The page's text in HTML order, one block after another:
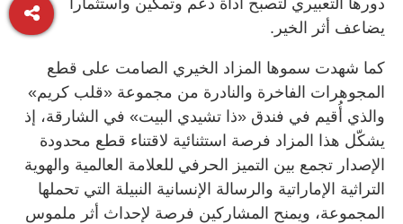
يضاعف أثر الخير.
كما شهدت سموها المزاد الخيري الصامت على قطع
المجوهرات الفاخرة والنادرة من مجموعة «قلب كريم»
والذي أُقيم في فندق «ذا تشيدي البيت» في الشارقة، إذ
يشكّل هذا المزاد فرصة استثنائية لاقتناء قطع محدودة
الإصدار تجمع بين التميز الحرفي للعلامة العالمية والهوية
التراثية الإماراتية والرسالة الإنسانية النبيلة التي تحملها
المجموعة، ويمنح المشاركين فرصة لإحداث أثر ملموس